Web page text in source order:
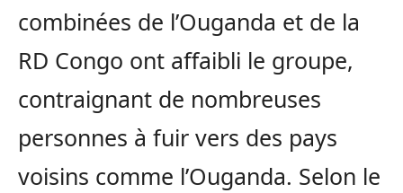
combinées de l’Ouganda et de la
RD Congo ont affaibli le groupe,
contraignant de nombreuses
personnes à fuir vers des pays
voisins comme l’Ouganda. Selon le